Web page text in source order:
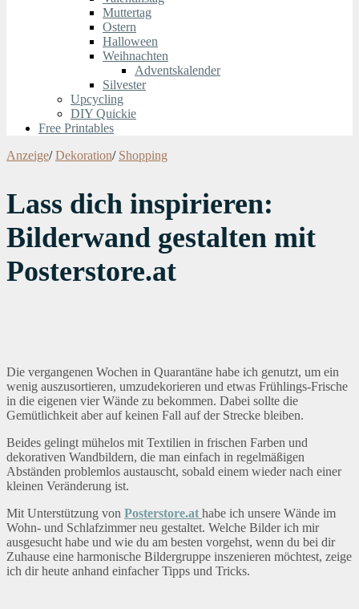
Muttertag
Ostern
Halloween
Weihnachten
Adventskalender
Silvester
Upcycling
DIY Quickie
Free Printables
Anzeige/ Dekoration/ Shopping
Lass dich inspirieren:
Bilderwand gestalten mit
Posterstore.at
Die vergangenen Wochen in Quarantäne habe ich genutzt, um ein
wenig auszusortieren, umzudekorieren und etwas Frühlings-Frische
in die eigenen vier Wände zu bekommen. Dabei sollte die
Gemütlichkeit aber auf keinen Fall auf der Strecke bleiben.
Beides gelingt mühelos mit Textilien in frischen Farben und
dekorativen Wandbildern, die man einfach in regelmäßigen
Abständen problemlos austauscht, sobald einem wieder nach einer
kleinen Veränderung ist.
Mit Unterstützung von Posterstore.at habe ich unsere Wände im
Wohn- und Schlafzimmer neu gestaltet. Welche Bilder ich mir
ausgesucht habe und wie du am besten vorgehst, wenn du bei dir
Zuhause eine harmonische Bildergruppe inszenieren möchtest, zeige
ich dir heute anhand einfacher Tipps und Tricks.